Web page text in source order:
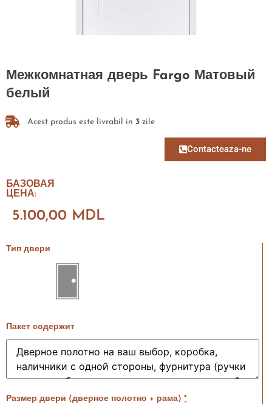
Межкомнатная дверь Fargo Матовый
белый
Acest produs este livrabil in 3 zile
Contacteaza-ne
БАЗОВАЯ
ЦЕНА:
5.100,00 MDL
Тип двери
Пакет содержит
Размер двери (дверное полотно + рама) *